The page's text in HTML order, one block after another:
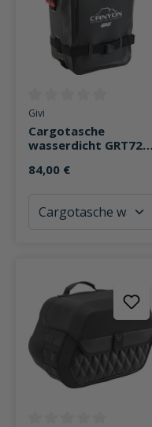
Durchschnittliche
Givi
Cargotasche
wasserdicht GRT722
84,00 €